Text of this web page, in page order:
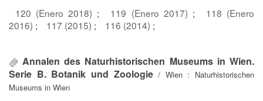
120 (Enero 2018) ; 119 (Enero 2017) ;
118 (Enero
2016) ; 117 (2015) ; 116 (2014) ;
Annalen des Naturhistorischen Museums in Wien.
Serie B. Botanik und Zoologie/ Wien : Naturhistorischen
Museums in Wien